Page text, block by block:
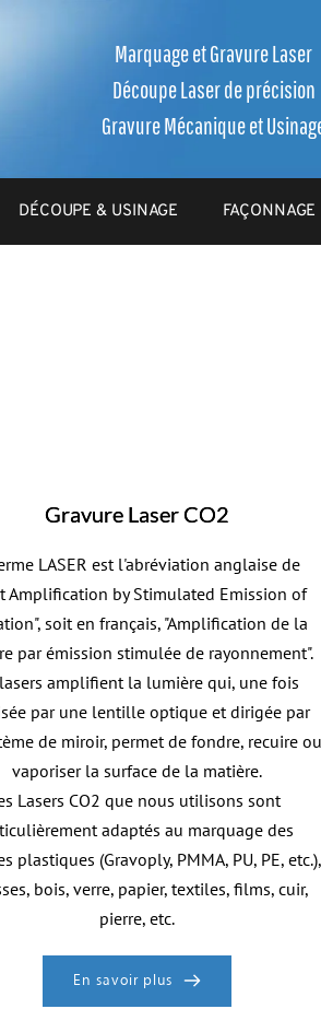
Marquage et Gravure Laser
Découpe Laser de précision
Gravure Mécanique et
DÉCOUPE & USINAGE FAÇONNAGE
Gravure Laser CO2
LASER est l'abréviation anglaise de
Amplification by Stimulated Emission of
soit en français, "Amplification de la
par émission stimulée de rayonnement".
amplifient la lumière qui, une fois
par une lentille optique et dirigée par
de miroir, permet de fondre, recuire ou
vaporiser la surface de la matière.
Lasers CO2 que nous utilisons sont
adaptés au marquage des
plastiques (Gravoply, PMMA, PU, PE, etc.),
bois, verre, papier, textiles, films, cuir,
pierre, etc.
En savoir plus